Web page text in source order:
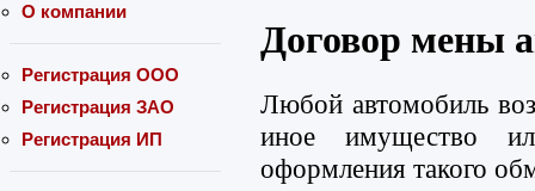
О компании
Регистрация ООО
Регистрация ЗАО
Регистрация ИП
Договор мены
Любой автомобиль
иное имущество
оформления такого